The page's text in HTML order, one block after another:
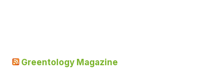
Greentology Magazine